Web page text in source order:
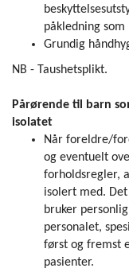
påkledning som
Grundig
NB - Taushetsplikt.
Pårørende til barn
isolatet
Når foreldre/
og eventuelt
forholdsregler,
isolert med.
bruker
personalet,
først og fremst
pasienter.